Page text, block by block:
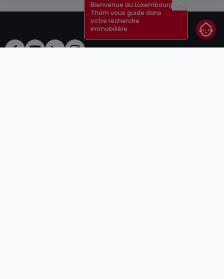
Bienvenue au Luxembourg !
Thom vous guide dans
votre recherche
immobilière.